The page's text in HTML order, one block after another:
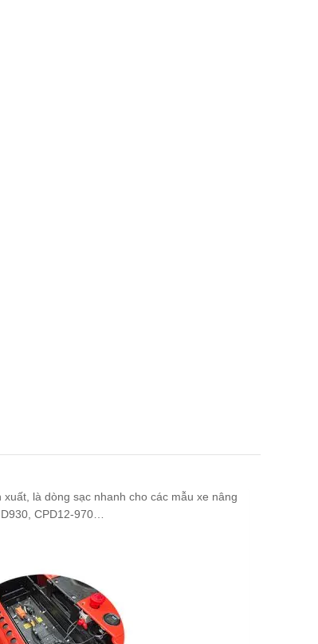
là dòng sạc nhanh cho các mẫu xe nâng
CPD12-970…